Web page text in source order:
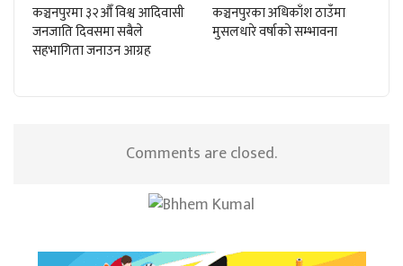
कञ्चनपुरमा ३२औँ विश्व आदिवासी
जनजाति दिवसमा सबैले
सहभागिता जनाउन आग्रह
कञ्चनपुरका अधिकाँश ठाउँमा
मुसलधारे वर्षाको सम्भावना
Comments are closed.